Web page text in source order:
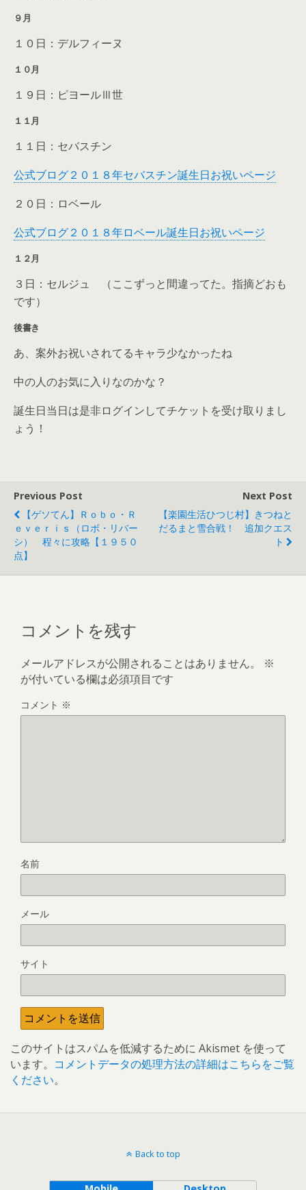
９月
１０日：デルフィーヌ
１０月
１９日：ピヨールⅢ世
１１月
１１日：セバスチン
公式ブログ２０１８年セバスチン誕生日お祝いページ
２０日：ロベール
公式ブログ２０１８年ロベール誕生日お祝いページ
１２月
３日：セルジュ （ここずっと間違ってた。指摘どおも
です）
後書き
あ、案外お祝いされてるキャラ少なかったね
中の人のお気に入りなのかな？
誕生日当日は是非ログインしてチケットを受け取りまし
ょう！
Previous Post
【ゲソてん】Ｒｏｂｏ・Ｒ
Ｅｖｅｒｉｓ（ロボ・リバー
シ） 程々に攻略【１９５０
点】
Next Post
【楽園生活ひつじ村】きつねと
だるまと雪合戦！ 追加クエス
ト
コメントを残す
メールアドレスが公開されることはありません。
※
が付いている欄は必須項目です
コメント ※
名前
メール
サイト
このサイトはスパムを低減するために Akismet を使って
います。 コメントデータの処理方法の詳細はこちらをご覧
ください。
Back to top